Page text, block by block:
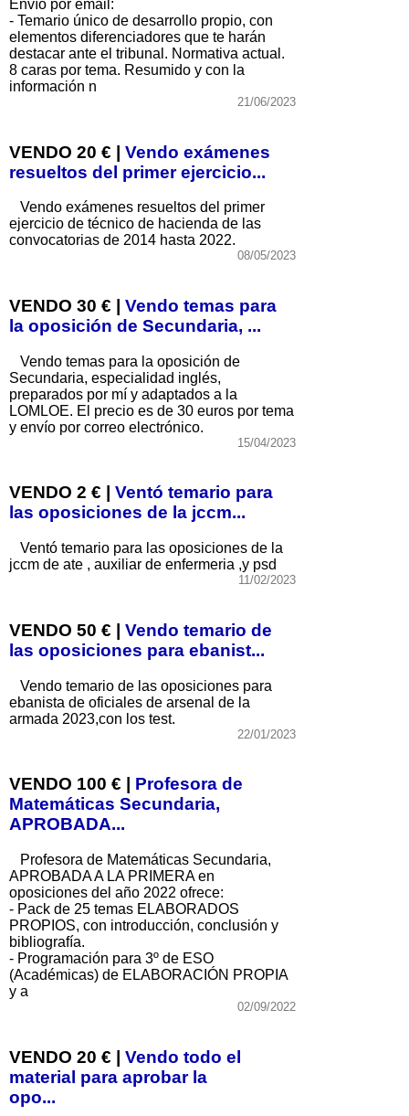
Envío por email:
- Temario único de desarrollo propio, con
elementos diferenciadores que te harán
destacar ante el tribunal. Normativa actual.
8 caras por tema. Resumido y con la
información n
21/06/2023
VENDO 20 € | Vendo exámenes
resueltos del primer ejercicio...
Vendo exámenes resueltos del primer
ejercicio de técnico de hacienda de las
convocatorias de 2014 hasta 2022.
08/05/2023
VENDO 30 € | Vendo temas para
la oposición de Secundaria, ...
Vendo temas para la oposición de
Secundaria, especialidad inglés,
preparados por mí y adaptados a la
LOMLOE. El precio es de 30 euros por tema
y envío por correo electrónico.
15/04/2023
VENDO 2 € | Ventó temario para
las oposiciones de la jccm...
Ventó temario para las oposiciones de la
jccm de ate , auxiliar de enfermeria ,y psd
11/02/2023
VENDO 50 € | Vendo temario de
las oposiciones para ebanist...
Vendo temario de las oposiciones para
ebanista de oficiales de arsenal de la
armada 2023,con los test.
22/01/2023
VENDO 100 € | Profesora de
Matemáticas Secundaria,
APROBADA...
Profesora de Matemáticas Secundaria,
APROBADA A LA PRIMERA en
oposiciones del año 2022 ofrece:
- Pack de 25 temas ELABORADOS
PROPIOS, con introducción, conclusión y
bibliografía.
- Programación para 3º de ESO
(Académicas) de ELABORACIÓN PROPIA
y a
02/09/2022
VENDO 20 € | Vendo todo el
material para aprobar la
opo...